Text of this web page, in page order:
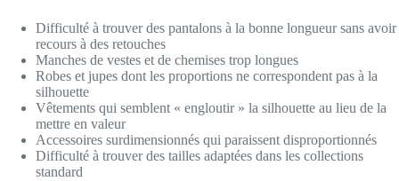
Difficulté à trouver des pantalons à la bonne longueur sans avoir
recours à des retouches
Manches de vestes et de chemises trop longues
Robes et jupes dont les proportions ne correspondent pas à la
silhouette
Vêtements qui semblent « engloutir » la silhouette au lieu de la
mettre en valeur
Accessoires surdimensionnés qui paraissent disproportionnés
Difficulté à trouver des tailles adaptées dans les collections
standard